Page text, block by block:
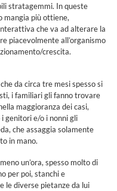
stratagemmi. In queste
mangia più ottiene,
che va ad alterare la
piacevolmente all’organismo
crescita.
da circa tre mesi spesso si
i familiari gli fanno trovare
maggioranza dei casi,
genitori e/o i nonni gli
che assaggia solamente
in mano.
un’ora, spesso molto di
per poi, stanchi e
le diverse pietanze da lui